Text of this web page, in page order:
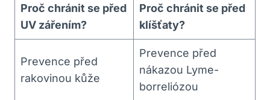
Proč chránit se před
UV zářením?
Proč chránit se před
klíšťaty?
Prevence před
rakovinou kůže
Prevence před
nákazou Lyme-
borreliózou